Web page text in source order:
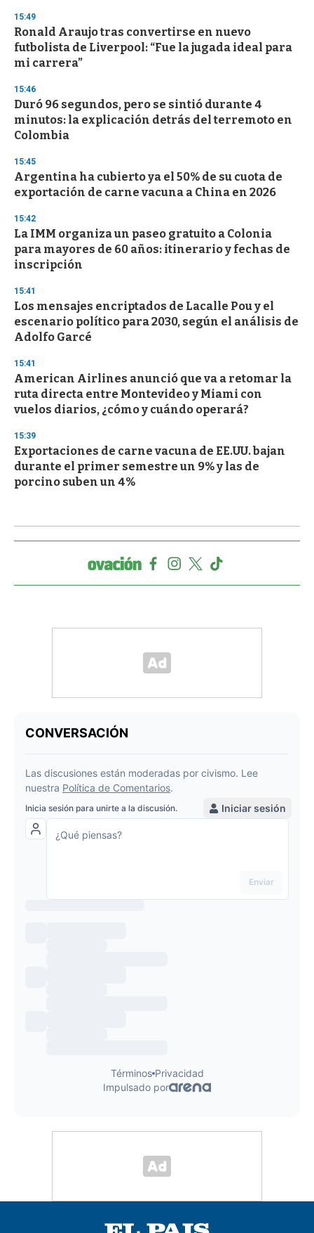
s
e
c
o
n
15:49
Ronald Araujo tras convertirse en nuevo
futbolista de Liverpool: “Fue la jugada ideal para
mi carrera”
15:46
Duró 96 segundos, pero se sintió durante 4
minutos: la explicación detrás del terremoto en
Colombia
15:45
Argentina ha cubierto ya el 50% de su cuota de
exportación de carne vacuna a China en 2026
15:42
La IMM organiza un paseo gratuito a Colonia
para mayores de 60 años: itinerario y fechas de
inscripción
15:41
Los mensajes encriptados de Lacalle Pou y el
escenario político para 2030, según el análisis de
Adolfo Garcé
15:41
American Airlines anunció que va a retomar la
ruta directa entre Montevideo y Miami con
vuelos diarios, ¿cómo y cuándo operará?
15:39
Exportaciones de carne vacuna de EE.UU. bajan
durante el primer semestre un 9% y las de
porcino suben un 4%